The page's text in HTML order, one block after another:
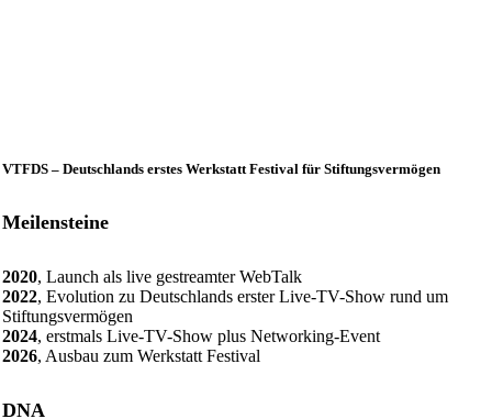
VTFDS – Deutschlands erstes Werkstatt Festival für Stiftungsvermögen
Meilensteine
2020, Launch als live gestreamter WebTalk
2022, Evolution zu Deutschlands erster Live-TV-Show rund um
Stiftungsvermögen
2024, erstmals Live-TV-Show plus Networking-Event
2026, Ausbau zum Werkstatt Festival
DNA